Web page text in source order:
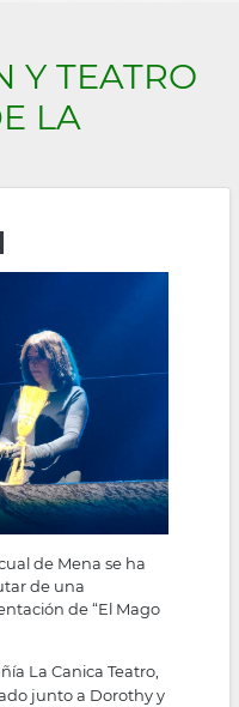
Y TEATRO
LA
de Mena se ha
de una
de “El Mago
La Canica Teatro,
junto a Dorothy y